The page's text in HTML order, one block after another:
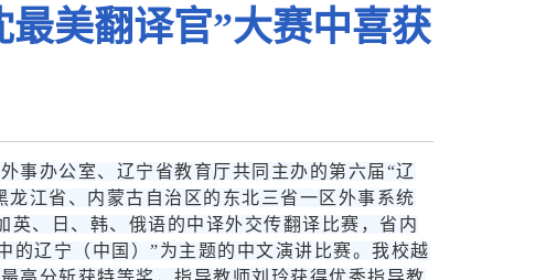
美翻译官”大赛中喜获
事办公室、辽宁省教育厅共同主办的第六届“辽
江省、内蒙古自治区的东北三省一区外事系统
、日、韩、俄语的中译外交传翻译比赛，省内
的辽宁（中国）”为主题的中文演讲比赛。我校越